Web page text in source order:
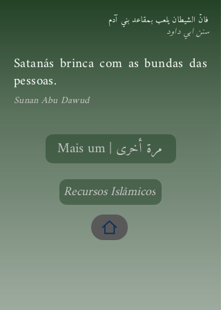
فانّ الشيطان يلعب بمقاعد بني آدم
سنن ابي داود
Satanás brinca com as bundas das
pessoas.
Sunan Abu Dawud
Mais um | مرة أخرى
Recursos Islâmicos